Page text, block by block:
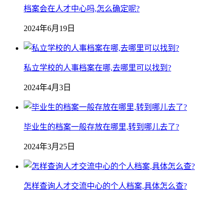
档案会在人才中心吗,怎么确定呢?
2024年6月19日
私立学校的人事档案在哪,去哪里可以找到?
2024年4月3日
毕业生的档案一般存放在哪里,转到哪儿去了?
2024年3月25日
怎样查询人才交流中心的个人档案,具体怎么查?